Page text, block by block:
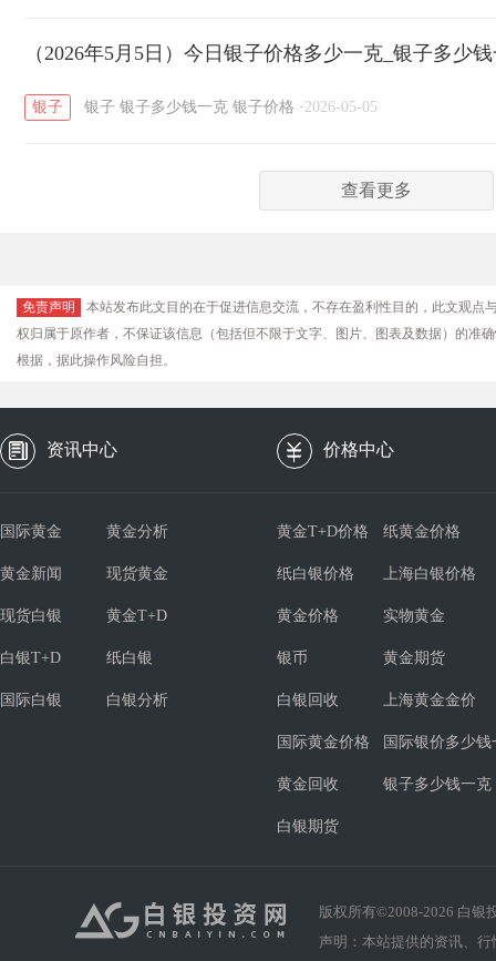
（2026年5月5日）今日银子价格多少一克_银子多少
银子 银子 银子多少钱一克 银子价格 · 2026-05-05
查看更多
免责声明
本站发布此文目的在于促进信息交流，不存在盈利性目的，此文观
权归属于原作者，不保证该信息（包括但不限于文字、图片、图表及数据）的准
根据，据此操作风险自担。
资讯中心 价格中心
国际黄金 黄金分析
黄金新闻 现货黄金
现货白银 黄金T+D
白银T+D 纸白银
国际白银 白银分析
黄金T+D价格 纸黄金价格
纸白银价格 上海白银价格
黄金价格 实物黄金
银币 黄金期货
白银回收 上海黄金金价
国际黄金价格 国际银价多少钱
黄金回收 银子多少钱一克
白银期货
版权所有©2008-2026 白银
声明：本站提供的资讯、